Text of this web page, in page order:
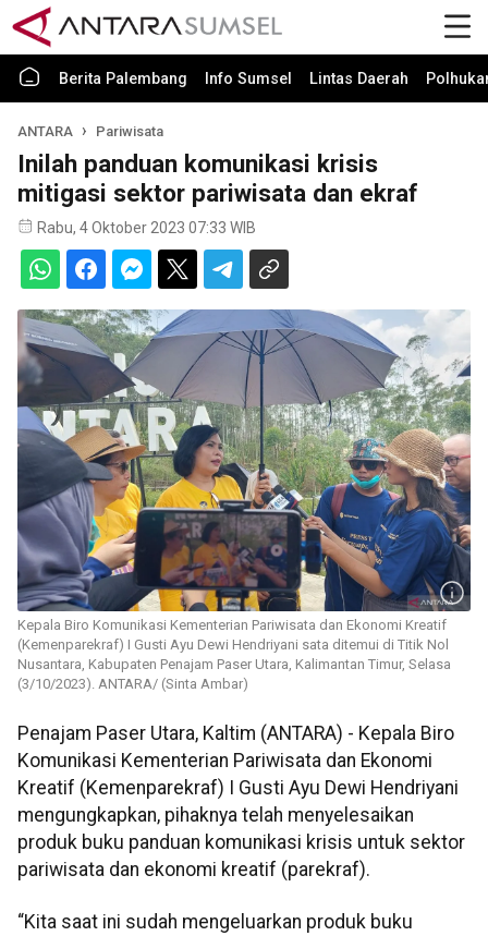
Berita Palembang Info Sumsel Lintas Daerah
ANTARA Pariwisata
Inilah panduan komunikasi krisis
mitigasi sektor pariwisata dan ekraf
Rabu, 4 Oktober 2023 07:33 WIB
Kepala Biro Komunikasi Kementerian Pariwisata dan Ekonomi Kreatif
(Kemenparekraf) I Gusti Ayu Dewi Hendriyani sata ditemui di Titik Nol
Nusantara, Kabupaten Penajam Paser Utara, Kalimantan Timur, Selasa
(3/10/2023). ANTARA/ (Sinta Ambar)
Penajam Paser Utara, Kaltim (ANTARA) - Kepala Biro
Komunikasi Kementerian Pariwisata dan Ekonomi
Kreatif (Kemenparekraf) I Gusti Ayu Dewi Hendriyani
mengungkapkan, pihaknya telah menyelesaikan
produk buku panduan komunikasi krisis untuk sektor
pariwisata dan ekonomi kreatif (parekraf).
“Kita saat ini sudah mengeluarkan produk buku